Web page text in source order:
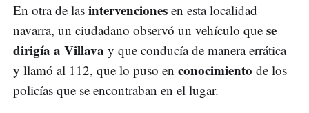
En otra de las intervenciones en esta localidad
navarra, un ciudadano observó un vehículo que se
dirigía a Villava y que conducía de manera errática
y llamó al 112, que lo puso en conocimiento de los
policías que se encontraban en el lugar.